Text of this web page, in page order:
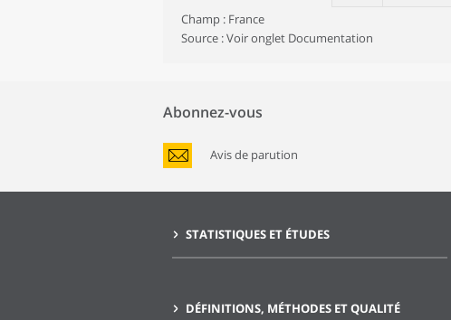
Juillet
Champ : France
Source : Voir onglet Documentation
Abonnez-vous
Avis de parution
STATISTIQUES ET ÉTUDES
DÉFINITIONS, MÉTHODES ET QUALITÉ